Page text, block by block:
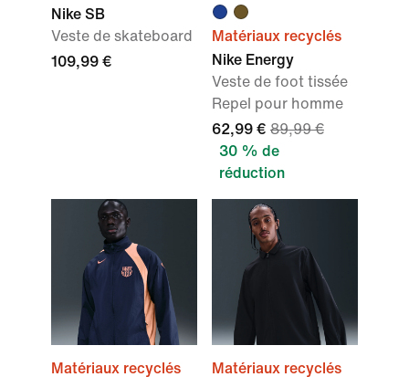
Nike SB
Veste de skateboard
109,99 €
Matériaux recyclés
Nike Energy
Veste de foot tissée
Repel pour homme
62,99 € 89,99 €
30 % de
réduction
Matériaux recyclés
Matériaux recyclés